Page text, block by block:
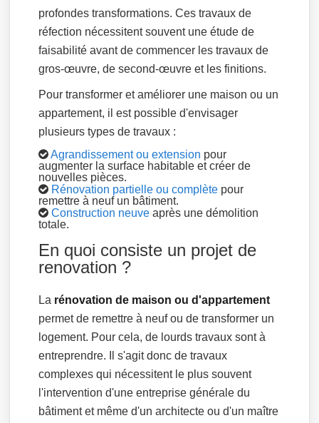
profondes transformations. Ces travaux de
réfection nécessitent souvent une étude de
faisabilité avant de commencer les travaux de
gros-œuvre, de second-œuvre et les finitions.
Pour transformer et améliorer une maison ou un
appartement, il est possible d'envisager
plusieurs types de travaux :
Agrandissement ou extension pour
augmenter la surface habitable et créer de
nouvelles pièces.
Rénovation partielle ou complète pour
remettre à neuf un bâtiment.
Construction neuve après une démolition
totale.
En quoi consiste un projet de
renovation ?
La rénovation de maison ou d'appartement
permet de remettre à neuf ou de transformer un
logement. Pour cela, de lourds travaux sont à
entreprendre. Il s'agit donc de travaux
complexes qui nécessitent le plus souvent
l'intervention d'une entreprise générale du
bâtiment et même d'un architecte ou d'un maître